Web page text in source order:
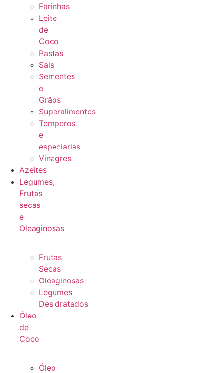
Farinhas
Leite
de
Coco
Pastas
Sais
Sementes
e
Grãos
Superalimentos
Temperos
e
especiarias
Vinagres
Azeites
Legumes,
Frutas
secas
e
Oleaginosas
Frutas
Secas
Oleaginosas
Legumes
Desidratados
Óleo
de
Coco
Óleo